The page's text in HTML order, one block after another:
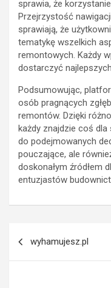
sprawia, że
Przejrzystość
sprawiają, że
tematykę wszelkich
remontowych. Każdy
dostarczyć
Podsumowując,
osób pragnących
remontów. Dzięki
każdy znajdzie coś
do podejmowanych
pouczające, ale
doskonałym źródłem
entuzjastów
wpisu
wyhamujesz.pl